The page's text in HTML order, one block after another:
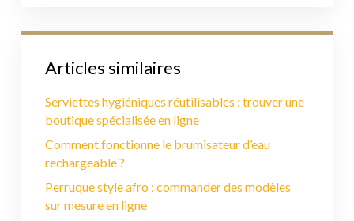
Articles similaires
Serviettes hygiéniques réutilisables : trouver une
boutique spécialisée en ligne
Comment fonctionne le brumisateur d’eau
rechargeable ?
Perruque style afro : commander des modèles
sur mesure en ligne